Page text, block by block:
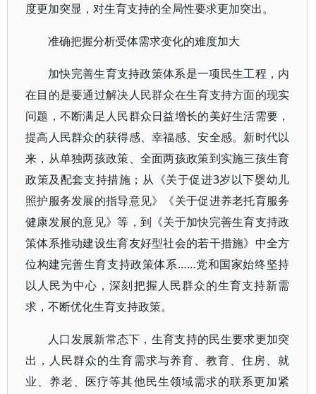
度更加突显，对生育支持的全局性要求更加突出。
准确把握分析受体需求变化的难度加大
加快完善生育支持政策体系是一项民生工程，内
在目的是要通过解决人民群众在生育支持方面的现实
问题，不断满足人民群众日益增长的美好生活需要，
提高人民群众的获得感、幸福感、安全感。新时代以
来，从单独两孩政策、全面两孩政策到实施三孩生育
政策及配套支持措施；从《关于促进3岁以下婴幼儿
照护服务发展的指导意见》《关于促进养老托育服务
健康发展的意见》等，到《关于加快完善生育支持政
策体系推动建设生育友好型社会的若干措施》中全方
位构建完善生育支持政策体系……党和国家始终坚持
以人民为中心，深刻把握人民群众的生育支持新需
求，不断优化生育支持政策。
人口发展新常态下，生育支持的民生要求更加突
出，人民群众的生育需求与养育、教育、住房、就
业、养老、医疗等其他民生领域需求的联系更加紧